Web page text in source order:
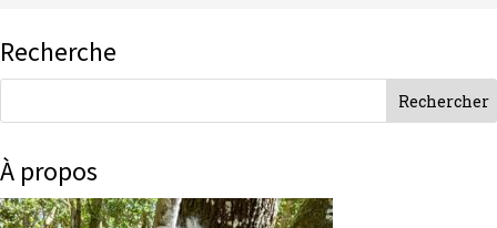
Recherche
À propos